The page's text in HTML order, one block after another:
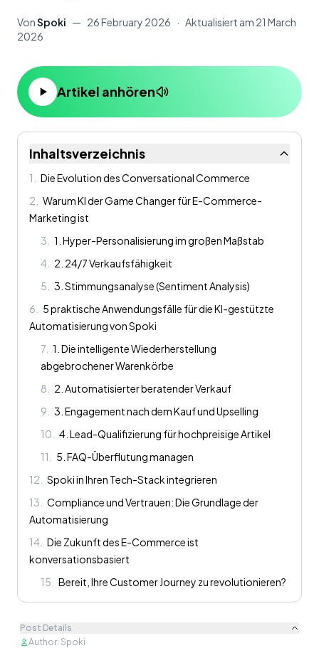
VonSpoki — 26 February 2026 · Aktualisiert am 21 March
2026
Artikel anhören
Inhaltsverzeichnis
1
Die Evolution des Conversational Commerce
2
Warum KI der Game Changer für E-Commerce-
Marketing ist
3
1. Hyper-Personalisierung im großen Maßstab
4
2. 24/7 Verkaufsfähigkeit
5
3. Stimmungsanalyse (Sentiment Analysis)
6
5 praktische Anwendungsfälle für die KI-gestützte
Automatisierung von Spoki
7 1. Die intelligente Wiederherstellung
abgebrochener Warenkörbe
8
2. Automatisierter beratender Verkauf
9
3. Engagement nach dem Kauf und Upselling
10
4. Lead-Qualifizierung für hochpreisige Artikel
11
5. FAQ-Überflutung managen
12
Spoki in Ihren Tech-Stack integrieren
13
Compliance und Vertrauen: Die Grundlage der
Automatisierung
14
Die Zukunft des E-Commerce ist
konversationsbasiert
15
Bereit, Ihre Customer Journey zu revolutionieren?
Post Details
Author: Spoki